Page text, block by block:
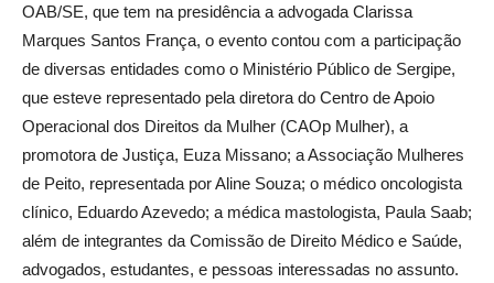
OAB/SE, que tem na presidência a advogada Clarissa
Marques Santos França, o evento contou com a participação
de diversas entidades como o Ministério Público de Sergipe,
que esteve representado pela diretora do Centro de Apoio
Operacional dos Direitos da Mulher (CAOp Mulher), a
promotora de Justiça, Euza Missano; a Associação Mulheres
de Peito, representada por Aline Souza; o médico oncologista
clínico, Eduardo Azevedo; a médica mastologista, Paula Saab;
além de integrantes da Comissão de Direito Médico e Saúde,
advogados, estudantes, e pessoas interessadas no assunto.